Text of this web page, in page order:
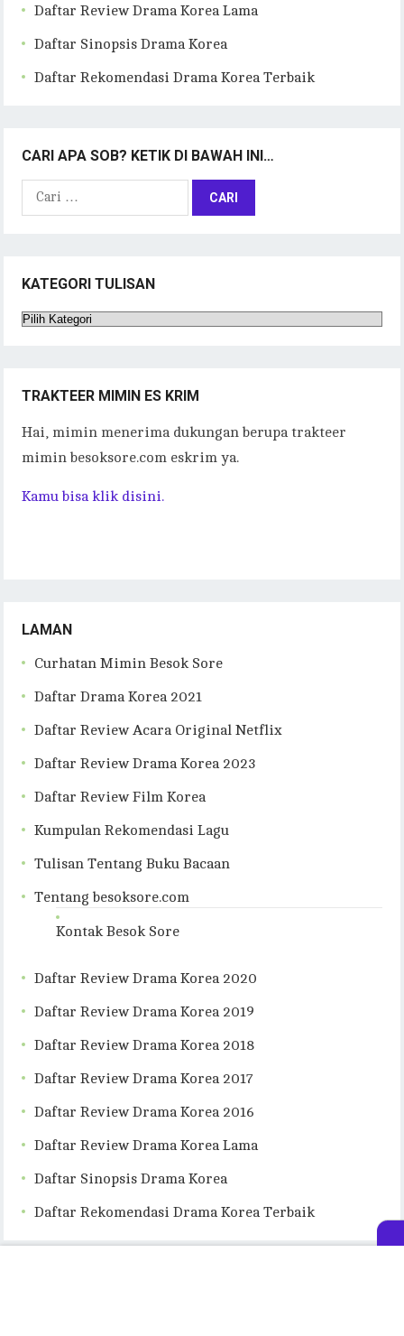
Daftar Review Drama Korea Lama
Daftar Sinopsis Drama Korea
Daftar Rekomendasi Drama Korea Terbaik
CARI APA SOB? KETIK DI BAWAH INI…
Cari
KATEGORI TULISAN
Kategori
TRAKTEER MIMIN ES KRIM
Hai, mimin menerima dukungan berupa trakteer
mimin besoksore.com eskrim ya.
Kamu bisa klik disini.
LAMAN
Curhatan Mimin Besok Sore
Daftar Drama Korea 2021
Daftar Review Acara Original Netflix
Daftar Review Drama Korea 2023
Daftar Review Film Korea
Kumpulan Rekomendasi Lagu
Tulisan Tentang Buku Bacaan
Tentang besoksore.com
Kontak Besok Sore
Daftar Review Drama Korea 2020
Daftar Review Drama Korea 2019
Daftar Review Drama Korea 2018
Daftar Review Drama Korea 2017
Daftar Review Drama Korea 2016
Daftar Review Drama Korea Lama
Daftar Sinopsis Drama Korea
Daftar Rekomendasi Drama Korea Terbaik